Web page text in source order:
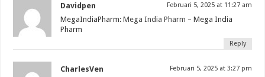
Davidpen Februari 5, 2025 at 11:27 am
MegaIndiaPharm:Mega India Pharm – Mega India
Pharm
Reply
CharlesVen Februari 5, 2025 at 3:27 pm